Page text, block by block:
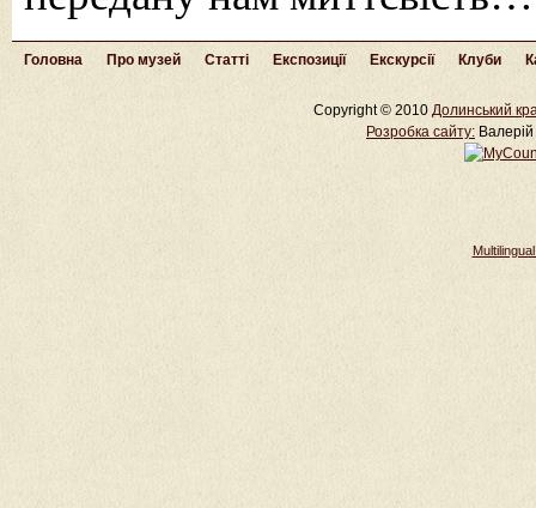
Головна Про музей Статті Експозиції Екскурсії Клуби
Copyright © 2010 Долинський
Розробка cайту: